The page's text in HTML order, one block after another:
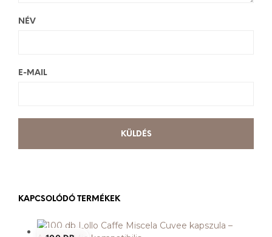
NÉV
E-MAIL
KAPCSOLÓDÓ TERMÉKEK